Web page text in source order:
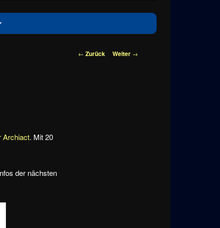
Beitragsnavigation
← Zurück Weiter →
Archiact. Mit 20
der nächsten